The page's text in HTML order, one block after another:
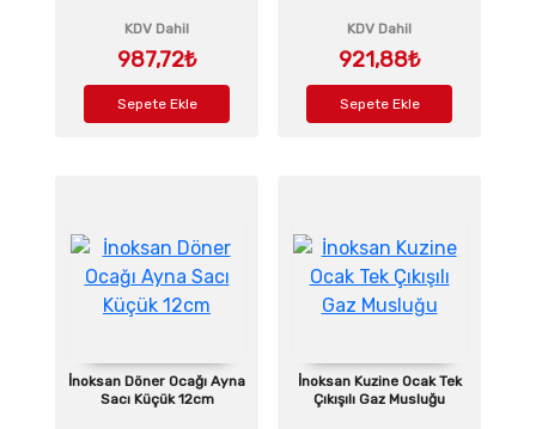
KDV Dahil
987,72₺
Sepete Ekle
KDV Dahil
921,88₺
Sepete Ekle
İnoksan Döner Ocağı Ayna
Sacı Küçük 12cm
İnoksan Kuzine Ocak Tek
Çıkışılı Gaz Musluğu